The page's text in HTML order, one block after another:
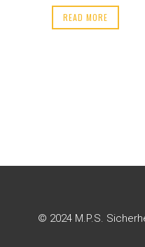
READ MORE
© 2024 M.P.S.